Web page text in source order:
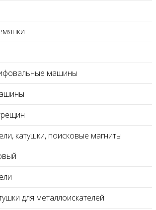
машины
катушки, поисковые магниты
для металлоискателей